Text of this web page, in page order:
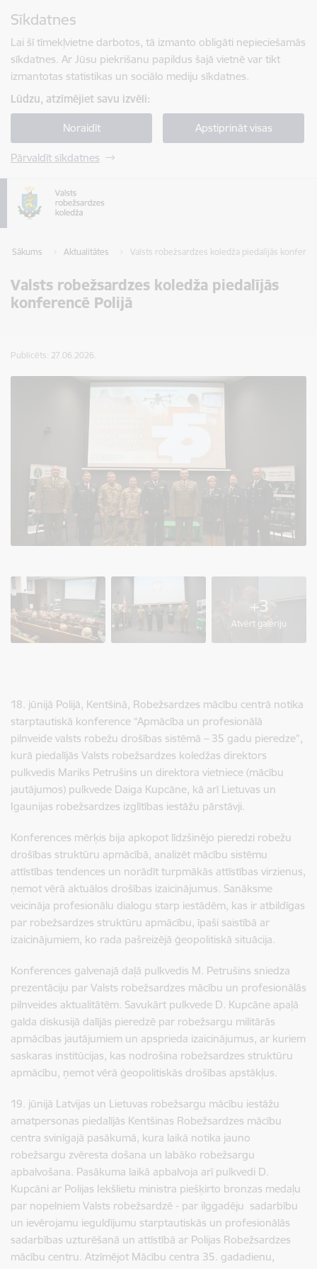
Sīkdatnes
Lai šī tīmekļvietne darbotos, tā izmanto obligāti nepieciešamās
sīkdatnes. Ar Jūsu piekrišanu papildus šajā vietnē var tikt
izmantotas statistikas un sociālo mediju sīkdatnes.
Lūdzu, atzīmējiet savu izvēli:
Noraidīt Apstiprināt visas
Pārvaldīt sīkdatnes
Sākums Aktualitātes Valsts robežsardzes koledža piedalījās
Valsts robežsardzes koledža piedalījās
konferencē Polijā
Publicēts: 27.06.2026.
+3
Atvērt galeriju
18. jūnijā Polijā, Kentšinā, Robežsardzes mācību centrā notika
starptautiskā konference “Apmācība un profesionālā
pilnveide valsts robežu drošības sistēmā – 35 gadu pieredze”,
kurā piedalījās Valsts robežsardzes koledžas direktors
pulkvedis Mariks Petrušins un direktora vietniece (mācību
jautājumos) pulkvede Daiga Kupcāne, kā arī Lietuvas un
Igaunijas robežsardzes izglītības iestāžu pārstāvji.
Konferences mērķis bija apkopot līdzšinējo pieredzi robežu
drošības struktūru apmācībā, analizēt mācību sistēmu
attīstības tendences un norādīt turpmākās attīstības virzienus,
ņemot vērā aktuālos drošības izaicinājumus. Sanāksme
veicināja profesionālu dialogu starp iestādēm, kas ir atbildīgas
par robežsardzes struktūru apmācību, īpaši saistībā ar
izaicinājumiem, ko rada pašreizējā ģeopolitiskā situācija.
Konferences galvenajā daļā pulkvedis M. Petrušins sniedza
prezentāciju par Valsts robežsardzes mācību un profesionālās
pilnveides aktualitātēm. Savukārt pulkvede D. Kupcāne apaļā
galda diskusijā dalījās pieredzē par robežsargu militārās
apmācības jautājumiem un apsprieda izaicinājumus, ar kuriem
saskaras institūcijas, kas nodrošina robežsardzes struktūru
apmācību, ņemot vērā ģeopolitiskās drošības apstākļus.
19. jūnijā Latvijas un Lietuvas robežsargu mācību iestāžu
amatpersonas piedalījās Kentšinas Robežsardzes mācību
centra svinīgajā pasākumā, kura laikā notika jauno
robežsargu zvēresta došana un labāko robežsargu
apbalvošana. Pasākuma laikā apbalvoja arī pulkvedi D.
Kupcāni ar Polijas Iekšlietu ministra piešķirto bronzas medaļu
par nopelniem Valsts robežsardzē - par ilggadēju sadarbību
un ievērojamu ieguldījumu starptautiskās un profesionālās
sadarbības uzturēšanā un attīstībā ar Polijas Robežsardzes
mācību centru. Atzīmējot Mācību centra 35. gadadienu,